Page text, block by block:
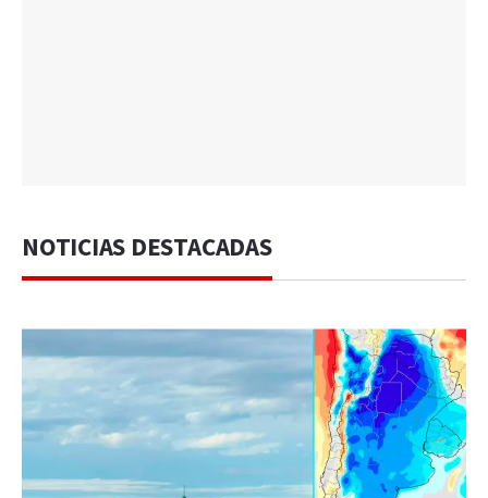
NOTICIAS DESTACADAS